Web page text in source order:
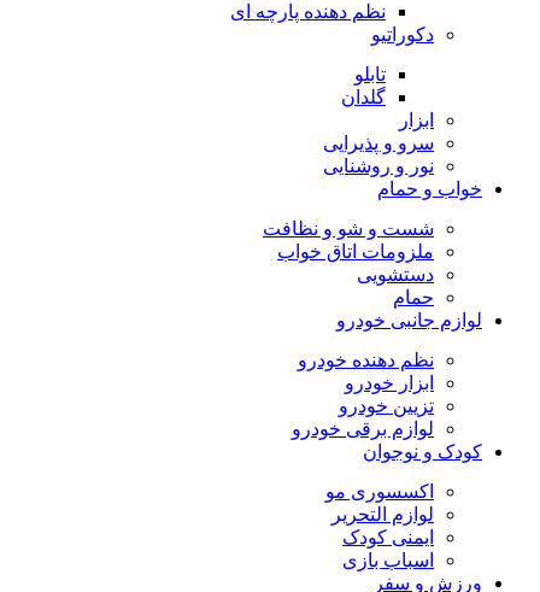
نظم دهنده پارچه ای
دکوراتیو
تابلو
گلدان
ابزار
سرو و پذیرایی
نور و روشنایی
خواب و حمام
شست و شو و نظافت
ملزومات اتاق خواب
دستشویی
حمام
لوازم جانبی خودرو
نظم دهنده خودرو
ابزار خودرو
تزیین خودرو
لوازم برقی خودرو
کودک و نوجوان
اکسسوری مو
لوازم التحریر
ایمنی کودک
اسباب بازی
ورزش و سفر